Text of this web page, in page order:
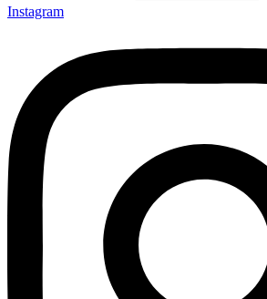
Instagram